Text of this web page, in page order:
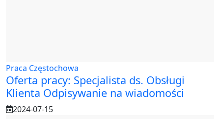
Praca Częstochowa
Oferta pracy: Specjalista ds. Obsługi
Klienta Odpisywanie na wiadomości
2024-07-15